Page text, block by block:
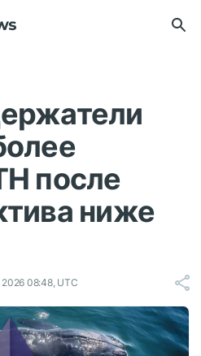
после
ниже
08:48, UTC